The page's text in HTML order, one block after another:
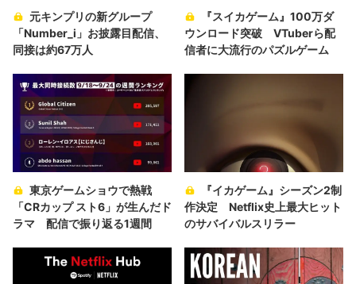
元キンプリの新グループ
「Number_i」お披露目配信、
同接は約67万人
『スイカゲーム』100万ダ
ウンロード突破 VTuberら配
信者に大流行のパズルゲーム
東京ゲームショウで熱戦
「CRカップ スト6」が生んだド
ラマ 配信で振り返る1週間
『イカゲーム』シーズン2制
作決定 Netflix史上最大ヒット
のサバイバルスリラー